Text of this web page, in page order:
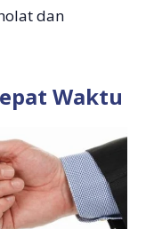
dan
Waktu